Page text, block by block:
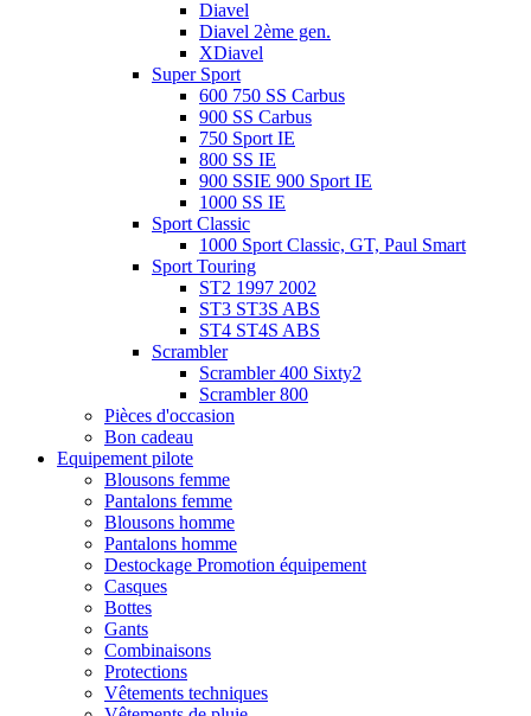
Diavel
Diavel 2ème gen.
XDiavel
Super Sport
600 750 SS Carbus
900 SS Carbus
750 Sport IE
800 SS IE
900 SSIE 900 Sport IE
1000 SS IE
Sport Classic
1000 Sport Classic, GT, Paul Smart
Sport Touring
ST2 1997 2002
ST3 ST3S ABS
ST4 ST4S ABS
Scrambler
Scrambler 400 Sixty2
Scrambler 800
Pièces d'occasion
Bon cadeau
Equipement pilote
Blousons femme
Pantalons femme
Blousons homme
Pantalons homme
Destockage Promotion équipement
Casques
Bottes
Gants
Combinaisons
Protections
Vêtements techniques